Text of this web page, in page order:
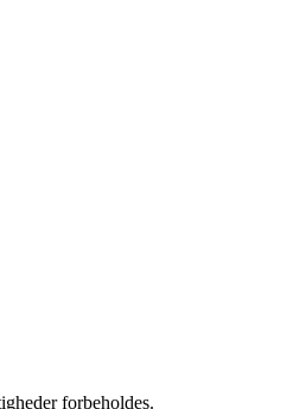
forbeholdes.